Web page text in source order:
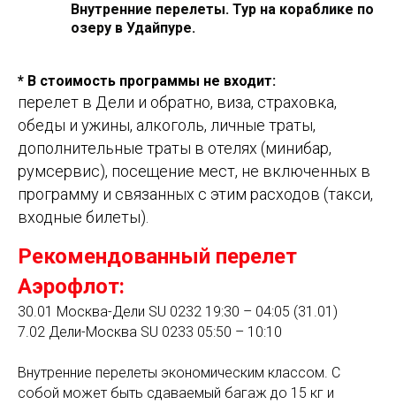
Внутренние перелеты. Тур на кораблике по
озеру в Удайпуре.
* В стоимость программы не входит:
перелет в Дели и обратно, виза, страховка,
обеды и ужины, алкоголь, личные траты,
дополнительные траты в отелях (минибар,
румсервис), посещение мест, не включенных в
программу и связанных с этим расходов (такси,
входные билеты).
Рекомендованный перелет
Аэрофлот:
30.01 Москва-Дели SU 0232 19:30 – 04:05 (31.01)
7.02 Дели-Москва SU 0233 05:50 – 10:10
Внутренние перелеты экономическим классом. С
собой может быть сдаваемый багаж до 15 кг и